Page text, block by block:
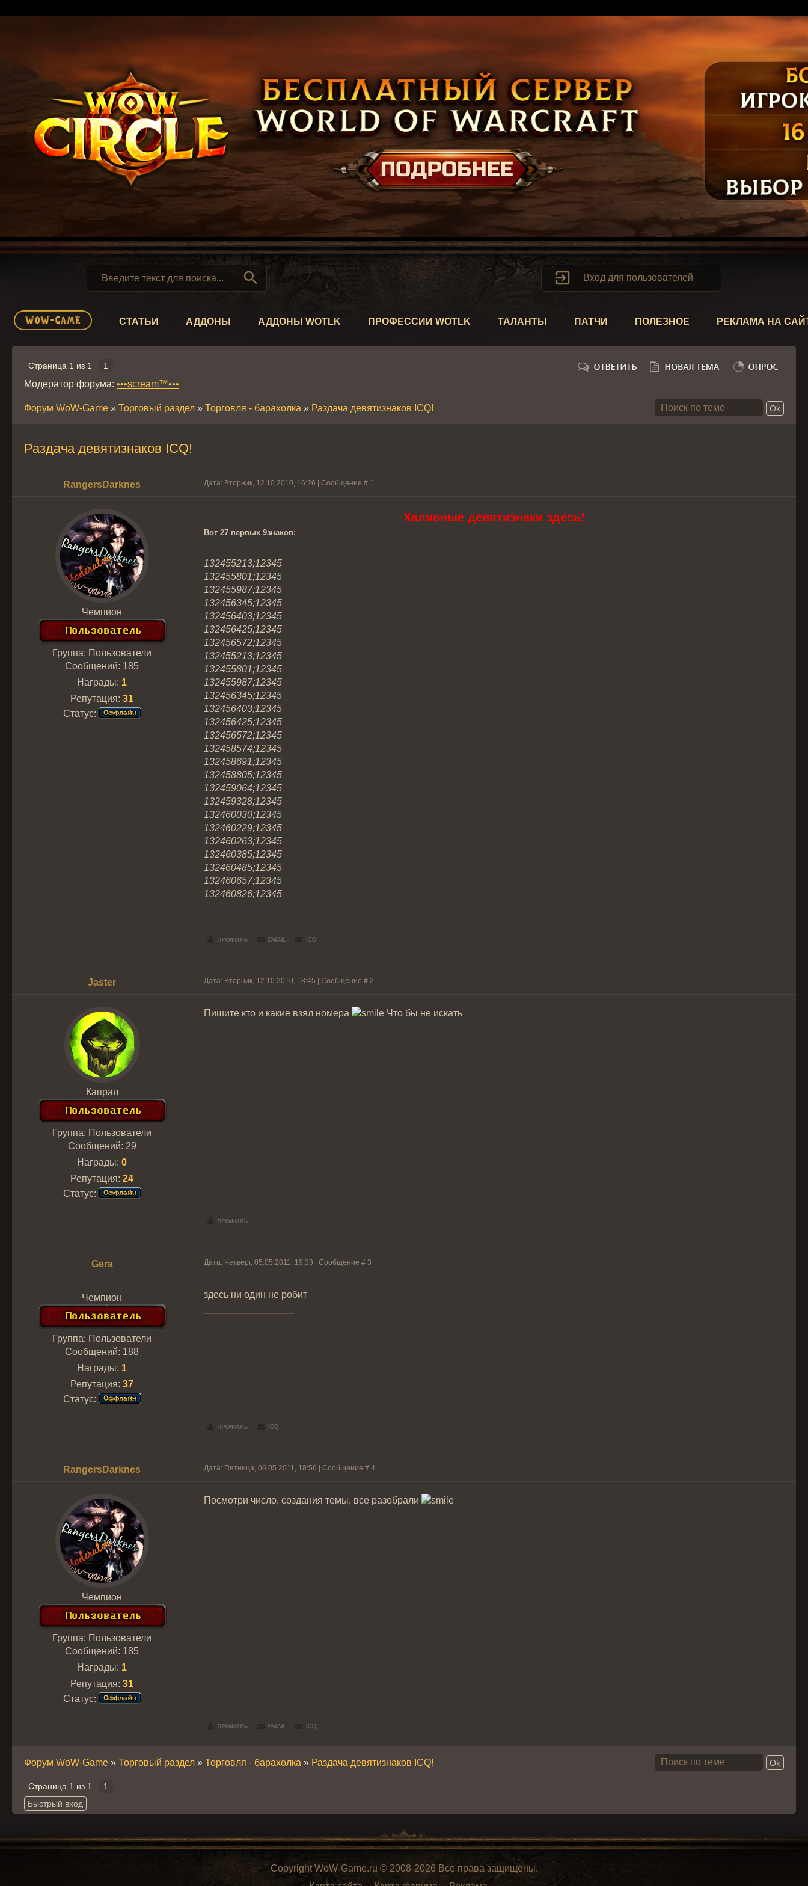
  Вход для пользователей
СТАТЬИ АДДОНЫ АДДОНЫ WOTLK ПРОФЕССИИ WOTLK ТАЛАНТЫ ПАТЧИ ПОЛЕЗНОЕ РЕКЛАМА НА
Страница 1 из 1 1
Модератор форума: •••scream™•••
Форум WoW-Game » Торговый раздел » Торговля - барахолка » Раздача девятизнаков ICQ!
Раздача девятизнаков ICQ!
RangersDarknes Дата: Вторник, 12.10.2010, 16:26 | Сообщение # 1
Чемпион
Группа: Пользователи
Сообщений: 185
Награды: 1
Репутация: 31
Статус:
Халявные девятизнаки здесь!
Вот 27 первых 9знаков:
132455213;12345
132455801;12345
132455987;12345
132456345;12345
132456403;12345
132456425;12345
132456572;12345
132455213;12345
132455801;12345
132455987;12345
132456345;12345
132456403;12345
132456425;12345
132456572;12345
132458574;12345
132458691;12345
132458805;12345
132459064;12345
132459328;12345
132460030;12345
132460229;12345
132460263;12345
132460385;12345
132460485;12345
132460657;12345
132460826;12345
Jaster Дата: Вторник, 12.10.2010, 18:45 | Сообщение # 2
Капрал
Группа: Пользователи
Сообщений: 29
Награды: 0
Репутация: 24
Статус:
Пишите кто и какие взял номера Что бы не искать
Gera Дата: Четверг, 05.05.2011, 19:33 | Сообщение # 3
Чемпион
Группа: Пользователи
Сообщений: 188
Награды: 1
Репутация: 37
Статус:
здесь ни один не робит
RangersDarknes Дата: Пятница, 06.05.2011, 18:56 | Сообщение # 4
Чемпион
Группа: Пользователи
Сообщений: 185
Награды: 1
Репутация: 31
Статус:
Посмотри число, создания темы, все разобрали
Форум WoW-Game » Торговый раздел » Торговля - барахолка » Раздача девятизнаков ICQ!
Страница 1 из 1 1
Copyright WoW-Game.ru © 2008-2026 Все права защищены.